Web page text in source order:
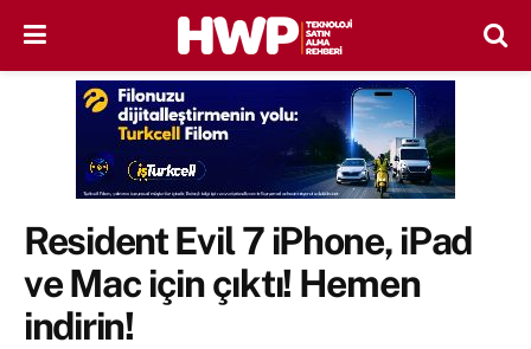
Resident Evil 7 iPhone, iPad
ve Mac için çıktı! Hemen
indirin!